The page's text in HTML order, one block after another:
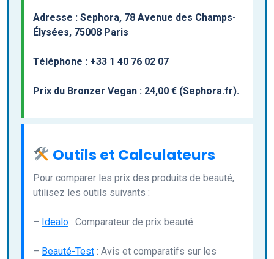
Adresse : Sephora, 78 Avenue des Champs-
Élysées, 75008 Paris
Téléphone : +33 1 40 76 02 07
Prix du Bronzer Vegan : 24,00 € (Sephora.fr).
Outils et Calculateurs
Pour comparer les prix des produits de beauté,
utilisez les outils suivants :
– Idealo : Comparateur de prix beauté.
– Beauté-Test : Avis et comparatifs sur les